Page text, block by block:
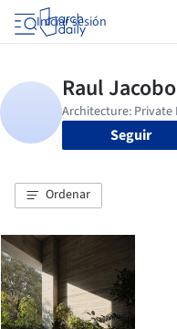
Iniciar sesión
Seguir
Ordenar